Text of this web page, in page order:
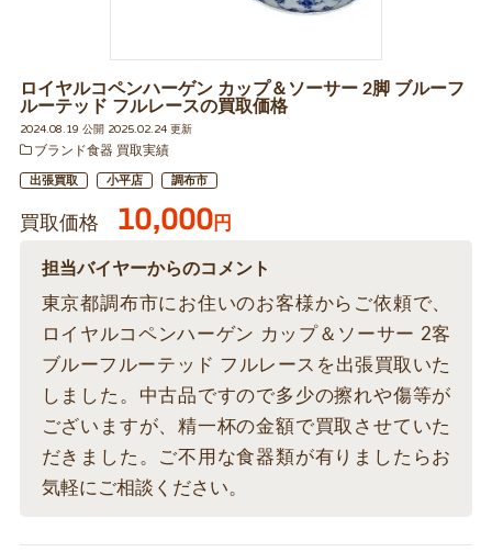
ロイヤルコペンハーゲン カップ＆ソーサー 2脚 ブルーフ
ルーテッド フルレースの買取価格
2024.08.19 公開 2025.02.24 更新
ブランド食器 買取実績
出張買取 小平店 調布市
買取価格 10,000円
担当バイヤーからのコメント
東京都調布市にお住いのお客様からご依頼で、
ロイヤルコペンハーゲン カップ＆ソーサー 2客
ブルーフルーテッド フルレースを出張買取いた
しました。中古品ですので多少の擦れや傷等が
ございますが、精一杯の金額で買取させていた
だきました。ご不用な食器類が有りましたらお
気軽にご相談ください。